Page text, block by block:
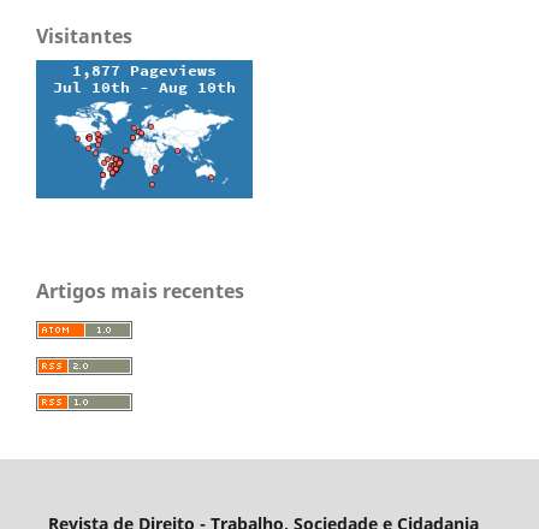
Visitantes
Artigos mais recentes
Revista de Direito - Trabalho, Sociedade e Cidadania